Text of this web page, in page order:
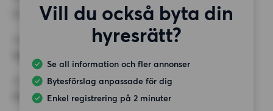
Vill du också byta din
hyresrätt?
Se all information och fler annonser
Bytesförslag anpassade för dig
Enkel registrering på 2 minuter
MINST ANTAL KVADRATMETER
HÖGSTA HYRA
9 000 kr